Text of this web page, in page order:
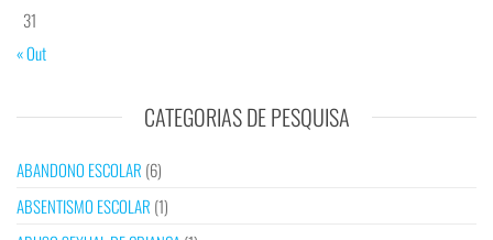
31
« Out
CATEGORIAS DE PESQUISA
ABANDONO ESCOLAR (6)
ABSENTISMO ESCOLAR (1)